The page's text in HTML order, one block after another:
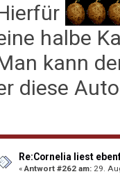
halbe
kann
diese
Re:Cornelia liest
«Antwort #262 am: 29.